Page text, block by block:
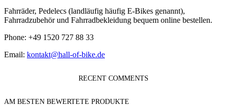
Fahrräder, Pedelecs (landläufig häufig E-Bikes genannt),
Fahrradzubehör und Fahrradbekleidung bequem online bestellen.
Phone: +49 1520 727 88 33
Email: kontakt@hall-of-bike.de
RECENT COMMENTS
AM BESTEN BEWERTETE PRODUKTE